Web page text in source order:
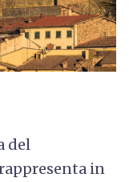
del
in